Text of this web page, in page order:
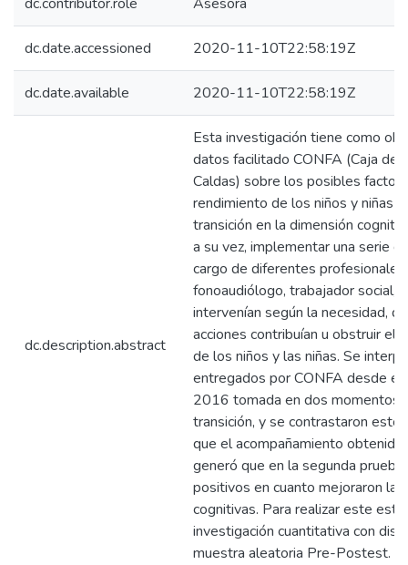
dc.date.accessioned 2020-11-10T22:58:19Z
dc.date.available 2020-11-10T22:58:19Z
dc.description.abstract
Esta investigación tiene como
datos facilitado CONFA (Caja de
Caldas) sobre los posibles
rendimiento de los niños y niñas
transición en la dimensión
a su vez, implementar una serie
cargo de diferentes
fonoaudiólogo, trabajador social,
intervenían según la necesidad,
acciones contribuían u obstruir el
de los niños y las niñas. Se
entregados por CONFA desde
2016 tomada en dos momentos:
transición, y se contrastaron
que el acompañamiento
generó que en la segunda
positivos en cuanto mejoraron
cognitivas. Para realizar este
investigación cuantitativa con
muestra aleatoria Pre-Postest.